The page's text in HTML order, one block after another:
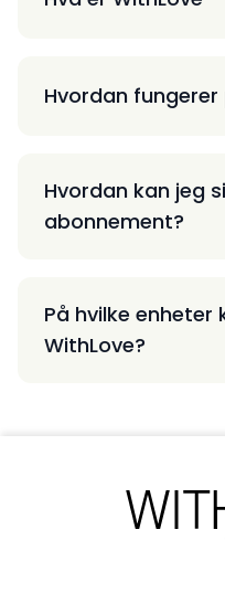
Hvordan
Hvordan kan jeg
abonnement?
På hvilke enheter
WithLove?